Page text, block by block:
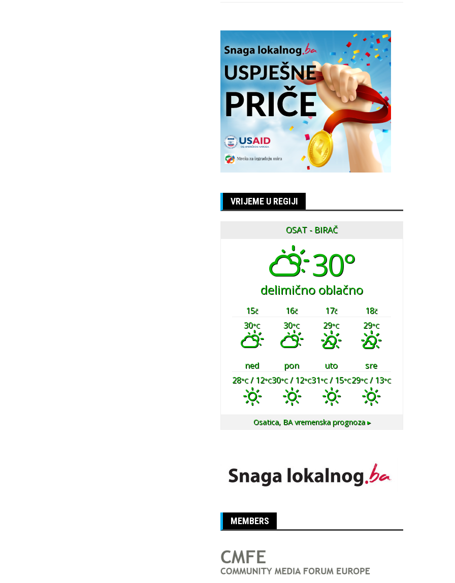
VRIJEME U REGIJI
OSAT - BIRAČ
30°
delimično oblačno
15č 16č 17č 18č
30°C 30°C 29°C 29°C
ned pon uto
sre
28°C/ 12°C30°C/ 12°C31°C/ 15°C29°C/ 13°C
Osatica, BAvremenska prognoza ▸
MEMBERS